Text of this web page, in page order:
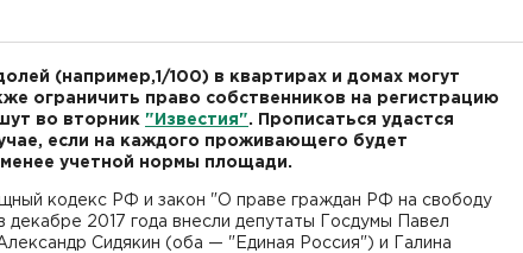
(например,1/100) в квартирах и домах могут
ограничить право собственников на регистрацию
во вторник "Известия". Прописаться удастся
если на каждого проживающего будет
учетной нормы площади.
кодекс РФ и закон "О праве граждан РФ на свободу
декабре 2017 года внесли депутаты Госдумы Павел
Сидякин (оба — "Единая Россия") и Галина